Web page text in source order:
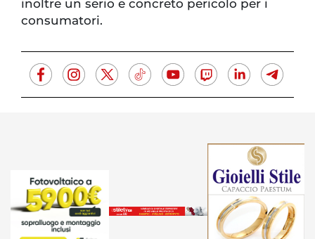
inoltre un serio e concreto pericolo per i
consumatori.